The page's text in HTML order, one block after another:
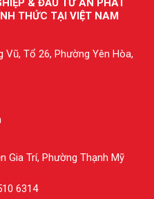
& ĐẦU TƯ AN PHÁT
THỨC TẠI VIỆT NAM
Tổ 26, Phường Yên Hòa,
Gia Trí, Phường Thạnh Mỹ
6314